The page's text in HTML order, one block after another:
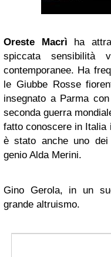
Oreste Macrì ha
spiccata sensibilità
contemporanee. Ha
le Giubbe Rosse
insegnato a Parma
seconda guerra
fatto conoscere in Italia
è stato anche uno
genio Alda Merini.
Gino Gerola, in un
grande altruismo.